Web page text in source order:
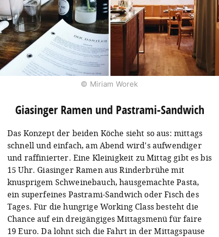
© Miriam Worek
Giasinger Ramen und Pastrami-Sandwich
Das Konzept der beiden Köche sieht so aus: mittags
schnell und einfach, am Abend wird's aufwendiger
und raffinierter. Eine Kleinigkeit zu Mittag gibt es bis
15 Uhr. Giasinger Ramen aus Rinderbrühe mit
knusprigem Schweinebauch, hausgemachte Pasta,
ein superfeines Pastrami-Sandwich oder Fisch des
Tages. Für die hungrige Working Class besteht die
Chance auf ein dreigängiges Mittagsmenü für faire
19 Euro. Da lohnt sich die Fahrt in der Mittagspause